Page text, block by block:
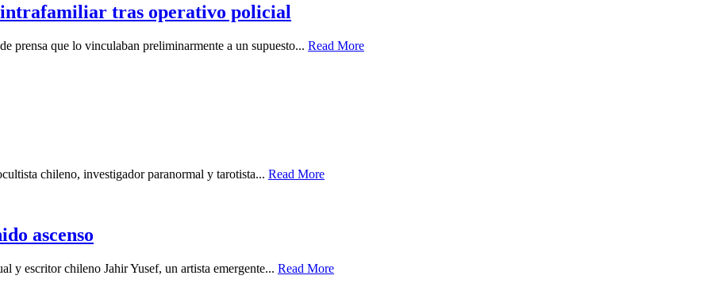
intrafamiliar tras operativo policial
prensa que lo vinculaban preliminarmente a un supuesto... Read More
chileno, investigador paranormal y tarotista... Read More
ascenso
y escritor chileno Jahir Yusef, un artista emergente... Read More